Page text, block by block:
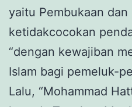
yaitu Pembukaan dan
ketidakcocokan
“dengan kewajiban
Islam bagi pemeluk-
Lalu, “Mohammad